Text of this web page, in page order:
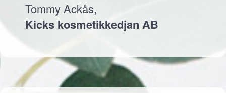
Tommy Ackås,
Kicks kosmetikkedjan AB